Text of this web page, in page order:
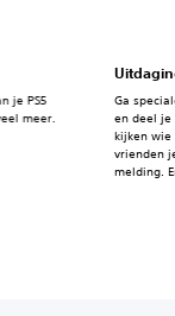
je PS5
meer.
Ga
en deel je
kijken wie
vrienden
melding.